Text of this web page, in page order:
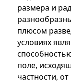
размера и
плюсом
условиях
поле,
частности,